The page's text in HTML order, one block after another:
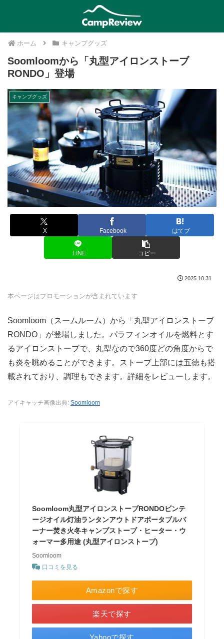
ホーム キャンプグッズ
Soomloomから「丸型アイロンストーブ
RONDO」登場
キャンプグッズ
X Facebook はてブ
LINE コピー
2025.10.31
本ページはプロモーションが含まれています
Soomloom（スームルーム）から「丸型アイロンストーブ
RONDO」が登場しました。パラフィンオイルを燃料とす
るアイロンストーブで、丸型なので360度どの角度からで
も炎を眺めることができます。ストーブ上部には五徳も搭
載されており、調理もできます。詳細をレビューします。
アイキャッチ画像出典: Soomloom
Soomloom丸型アイロンストーブRONDOビンテ
ージオイル灯油ランタンアウトドアポータブルバ
ーナー焚き火冬キャンプストーブ・ヒーター・ウ
ォーマー多用途 (丸型アイロンストーブ)
Soomloom
口コミを見る
Amazonで探す
楽天で探す
Yahooで探す